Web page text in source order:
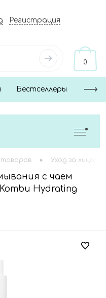
Регистрация
0
Бестселлеры
• Уход за лицом
с чаем
Hydrating